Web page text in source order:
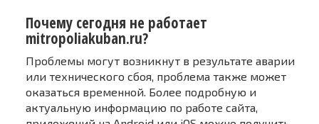
Почему сегодня не работает
mitropoliakuban.ru?
Проблемы могут возникнут в результате аварии
или технического сбоя, проблема также может
оказаться временной. Более подробную и
актуальную информацию по работе сайта,